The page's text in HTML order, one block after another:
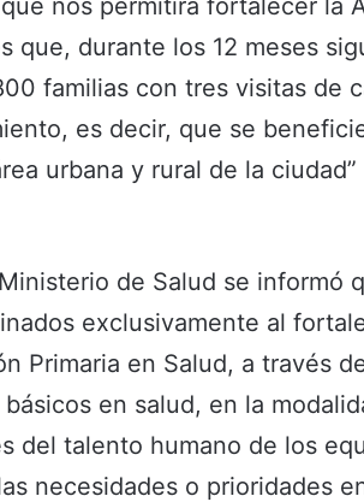
nos permitirá fortalecer la
que, durante los 12 meses
familias con tres visitas de
es decir, que se
urbana y rural de la
de Salud se informó
exclusivamente al
Primaria en Salud, a través
en salud, en la
del talento humano de los
necesidades o prioridades